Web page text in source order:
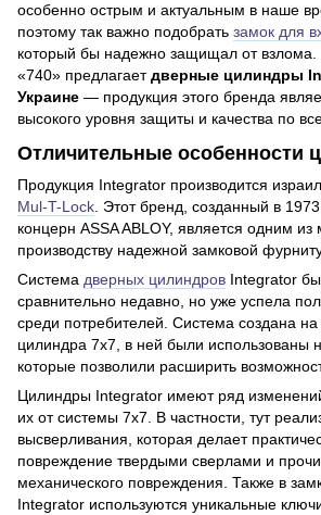
особенно острым и актуальным в наше
поэтому так важно подобрать замок для
который бы надежно защищал от взлома.
«740» предлагаетдверные цилиндры
Украине — продукция этого бренда
высокого уровня защиты и качества по
Отличительные особенности
Продукция Integrator производится
Mul-T-Lock . Этот бренд, созданный в
концерн ASSA ABLOY, является одним
производству надежной замковой
Система дверных цилиндров Integrator
сравнительно недавно, но уже успела
среди потребителей. Система создана
цилиндра 7х7, в ней были использованы
которые позволили расширить
Цилиндры Integrator имеют ряд
их от системы 7х7. В частности, тут
высверливания, которая делает
повреждение твердыми сверлами и
механического повреждения. Также в
Integrator используются уникальные